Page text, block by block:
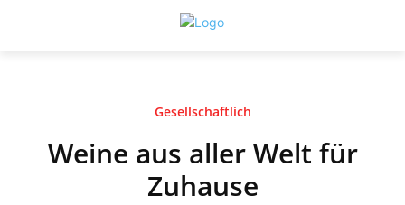
Gesellschaftlich
Weine aus aller Welt für
Zuhause